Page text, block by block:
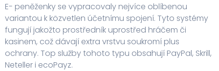
E- peněženky se vypracovaly nejvíce oblíbenou
variantou k közvetlen účetnímu spojení. Tyto systémy
fungují jakožto prostředník uprostřed hráčem či
kasinem, což dávají extra vrstvu soukromí plus
ochrany. Top služby tohoto typu obsahují PayPal, Skrill,
Neteller i ecoPayz.